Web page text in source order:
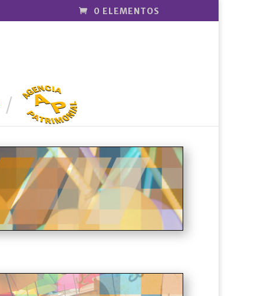
0 ELEMENTOS
AGENCIA
PATRIMONI
AL